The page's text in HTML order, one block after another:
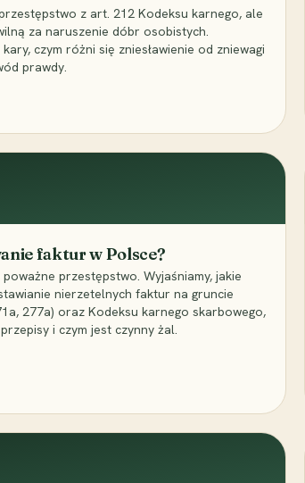
z art. 212 Kodeksu karnego, ale
za naruszenie dóbr osobistych.
czym różni się zniesławienie od zniewagi
prawdy.
faktur w Polsce?
przestępstwo. Wyjaśniamy, jakie
nierzetelnych faktur na gruncie
277a) oraz Kodeksu karnego skarbowego,
i czym jest czynny żal.